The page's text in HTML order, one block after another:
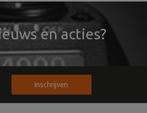
en acties?
Inschrijven